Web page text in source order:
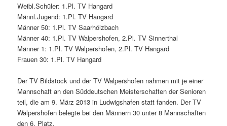
Weibl.Schüler: 1.Pl. TV Hangard
Männl.Jugend: 1.Pl. TV Hangard
Männer 50: 1.Pl. TV Saarhölzbach
Männer 40: 1.Pl. TV Walpershofen, 2.Pl. TV Sinnerthal
Männer 1: 1.Pl. TV Walpershofen, 2.Pl. TV Hangard
Frauen 30: 1.Pl. TV Hangard
Der TV Bildstock und der TV Walpershofen nahmen mit je einer
Mannschaft an den Süddeutschen Meisterschaften der Senioren
teil, die am 9. März 2013 in Ludwigshafen statt fanden. Der TV
Walpershofen belegte bei den Männern 30 unter 8 Mannschaften
den 6. Platz.